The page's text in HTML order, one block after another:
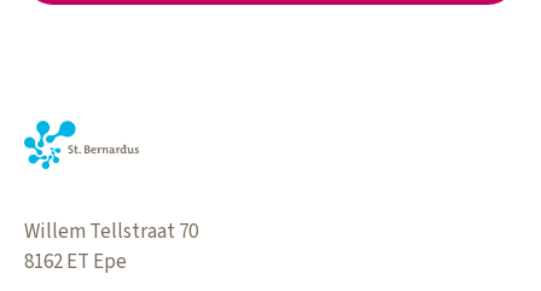
Willem Tellstraat 70
8162 ET Epe